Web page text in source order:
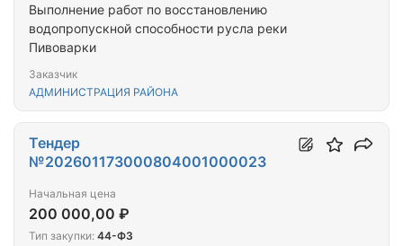
Выполнение работ по восстановлению
водопропускной способности русла реки
Пивоварки
Заказчик
АДМИНИСТРАЦИЯ РАЙОНА
Тендер
№202601173000804001000023
Начальная цена
200 000,00 ₽
Тип закупки: 44-ФЗ